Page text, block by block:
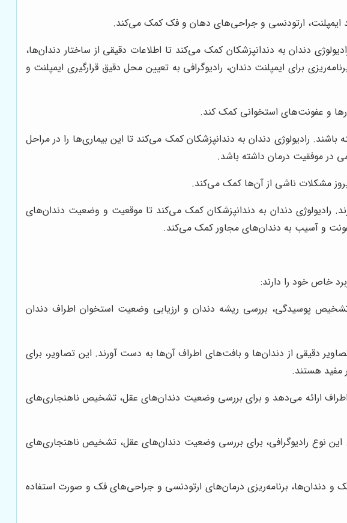
ایمپلنت، ارتودنسی و جراحی‌های دهان و فک کمک می‌کند.
دندان به دندانپزشکان کمک می‌کند تا اطلاعات دقیقی از ساختار دندان‌ها،
برای ایمپلنت دندان، رادیوگرافی به تعیین محل دقیق قرارگیری ایمپلنت و
و عفونت‌های استخوانی کمک کند.
رادیولوژی دندان به دندانپزشکان کمک می‌کند تا این بیماری‌ها را در مراحل
در موفقیت درمان داشته باشد.
مشکلات ناشی از آن‌ها کمک می‌کند.
رادیولوژی دندان به دندانپزشکان کمک می‌کند تا موقعیت و وضعیت دندان‌های
عفونت و آسیب به دندان‌های مجاور کمک می‌کند.
خاص خود را دارند:
تشخیص پوسیدگی، بررسی ریشه دندان و ارزیابی وضعیت استخوان اطراف دندان
دقیقی از دندان‌ها و بافت‌های اطراف آن‌ها به دست آورند. این تصاویر، برای
مفید هستند.
اطراف ارائه می‌دهد و برای بررسی وضعیت دندان‌های عقل، تشخیص ناهنجاری‌های
این نوع رادیوگرافی، برای بررسی وضعیت دندان‌های عقل، تشخیص ناهنجاری‌های
و دندان‌ها، برنامه‌ریزی درمان‌های ارتودنسی و جراحی‌های فک و صورت استفاده